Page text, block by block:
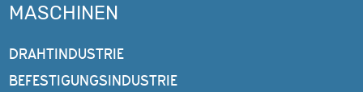
MASCHINEN
DRAHTINDUSTRIE
BEFESTIGUNGSINDUSTRIE